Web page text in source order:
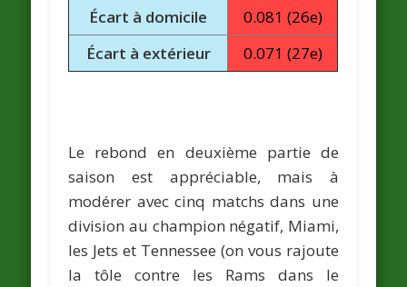
Écart à domicile
0.081 (26e)
Écart à extérieur
0.071 (27e)
Le rebond en deuxième partie de
saison est appréciable, mais à
modérer avec cinq matchs dans une
division au champion négatif, Miami,
les Jets et Tennessee (on vous rajoute
la tôle contre les Rams dans le